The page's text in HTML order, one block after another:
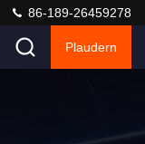
86-189-26459278
Plaudern